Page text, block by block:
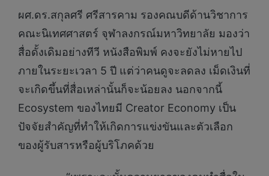
ผศ.ดร.สกุลศรี ศรีสารคาม รองคณบดีด้านวิชาการ
คณะนิเทศศาสตร์ จุฬาลงกรณ์มหาวิทยาลัย มองว่า
สื่อดั้งเดิมอย่างทีวี หนังสือพิมพ์ คงจะยังไม่หายไป
ภายในระยะเวลา 5 ปี แต่ว่าคนดูจะลดลง เม็ดเงินที่
จะเกิดขึ้นที่สื่อเหล่านั้นก็จะน้อยลง นอกจากนี้
Ecosystem ของไทยมี Creator Economy เป็น
ปัจจัยสำคัญที่ทำให้เกิดการแข่งขันและตัวเลือก
ของผู้รับสารหรือผู้บริโภคด้วย